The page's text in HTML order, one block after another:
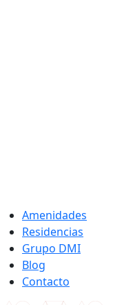
Amenidades
Residencias
Grupo DMI
Blog
Contacto